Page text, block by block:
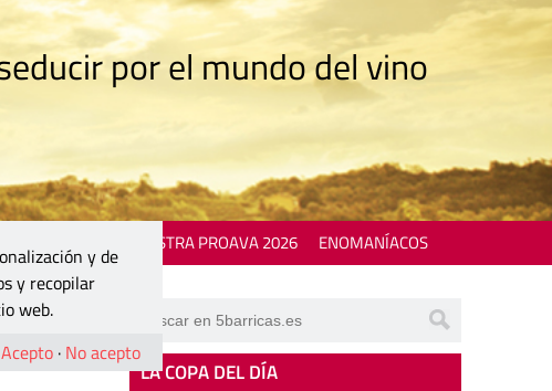
por el mundo del vino
MOSTRA PROAVA 2026 ENOMANÍACOS
LA COPA DEL DÍA
y de
y recopilar
web.
Acepto · No acepto